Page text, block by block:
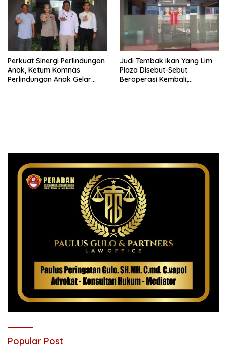
Perkuat Sinergi Perlindungan
Anak, Ketum Komnas
Perlindungan Anak Gelar
Judi Tembak Ikan Yang Lim
Plaza Disebut-Sebut
Beroperasi Kembali,
Popular Post